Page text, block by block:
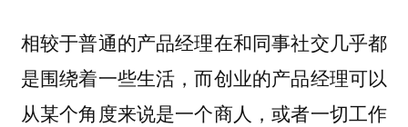
相较于普通的产品经理在和同事社交几乎都
是围绕着一些生活，而创业的产品经理可以
从某个角度来说是一个商人，或者一切工作